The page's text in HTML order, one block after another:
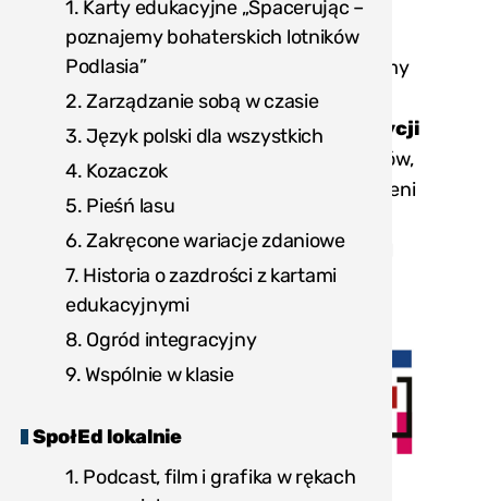
1. Karty edukacyjne „Spacerując –
poznajemy bohaterskich lotników
Podlasia”
2. Zarządzanie sobą w czasie
3. Język polski dla wszystkich
4. Kozaczok
5. Pieśń lasu
6. Zakręcone wariacje zdaniowe
7. Historia o zazdrości z kartami
edukacyjnymi
8. Ogród integracyjny
9. Wspólnie w klasie
SpołEd lokalnie
1. Podcast, film i grafika w rękach
na integracji w klasie, ale również
na integracji grona pedagogicznego.
Dlatego też zespoły, które zaprosiłyśmy
składały się z Polskich i Ukraińskich
nauczycielek. W ramach5 edycji edycji
projektu
pracowało z nami 9 zespołów,
którymi opiekowali się nasi niezastąpieni
mentorzy i mentorki: Marta Fudała,
Monika Schmeichel-Zarzeczna i Kamil
Śliwowski.